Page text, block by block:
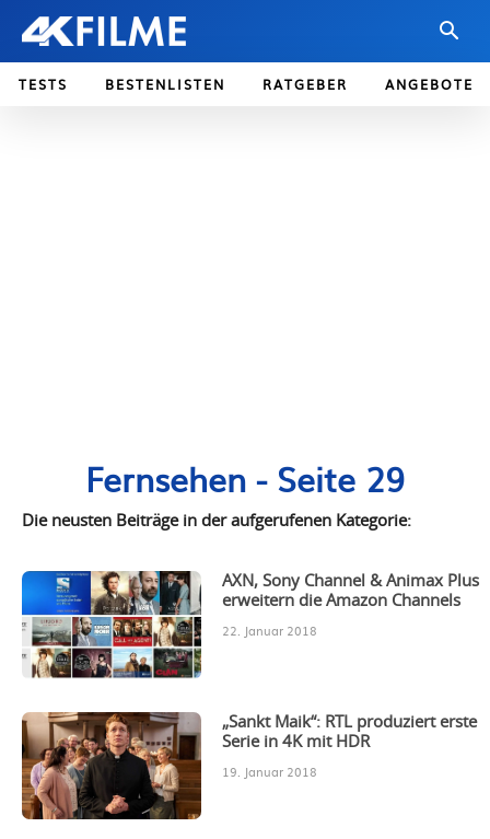
TESTS BESTENLISTEN RATGEBER ANGEBOTE
Fernsehen - Seite 29
Die neusten Beiträge in der aufgerufenen Kategorie:
AXN, Sony Channel & Animax Plus
erweitern die Amazon Channels
22. Januar 2018
„Sankt Maik“: RTL produziert erste
Serie in 4K mit HDR
19. Januar 2018